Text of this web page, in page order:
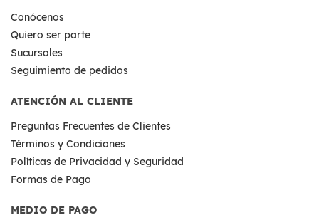
Conócenos
Quiero ser parte
Sucursales
Seguimiento de pedidos
ATENCIÓN AL CLIENTE
Preguntas Frecuentes de Clientes
Términos y Condiciones
Políticas de Privacidad y Seguridad
Formas de Pago
MEDIO DE PAGO